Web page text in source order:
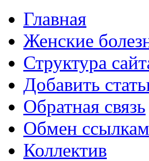
Главная
Женские
Структура
Добавить
Обратная связь
Обмен
Коллектив